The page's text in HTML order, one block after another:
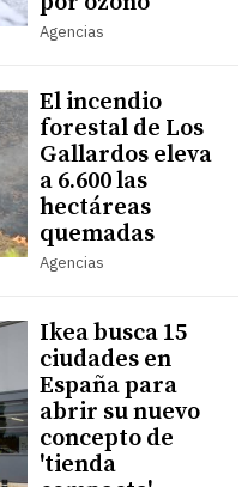
Agencias
El incendio
forestal de Los
Gallardos eleva
a 6.600 las
hectáreas
quemadas
Agencias
Ikea busca 15
ciudades en
España para
abrir su nuevo
concepto de
'tienda